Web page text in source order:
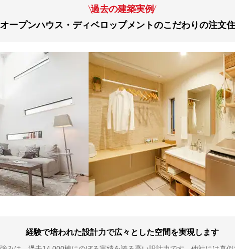
過去の建築実例
オープンハウス・ディベロップメントのこだわりの注文
経験で培われた設計力で広々とした空間を実現します